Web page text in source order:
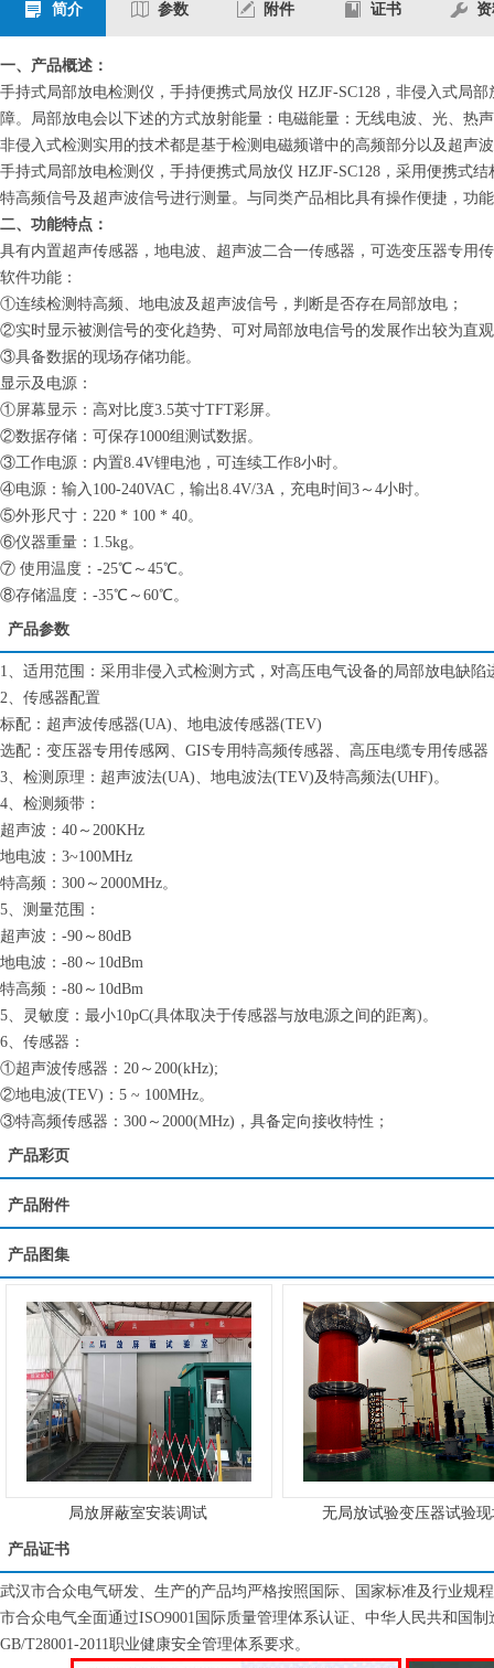
简介 参数 附件 证书
一、产品概述：
手持式局部放电检测仪，手持便携式局放仪 HZJF-SC128，非侵入式局
障。局部放电会以下述的方式放射能量：电磁能量：无线电波、光、热
非侵入式检测实用的技术都是基于检测电磁频谱中的高频部分以及超声
手持式局部放电检测仪，手持便携式局放仪 HZJF-SC128， 采用便携式结
特高频信号及超声波信号进行测量。与同类产品相比具有操作便捷，功
二、功能特点：
具有内置超声传感器，地电波、超声波二合一传感器，可选变压器专用
软件功能：
①连续检测特高频、地电波及超声波信号，判断是否存在局部放电；
②实时显示被测信号的变化趋势、可对局部放电信号的发展作出较为直
③具备数据的现场存储功能。
显示及电源：
①屏幕显示：高对比度3.5英寸TFT彩屏。
②数据存储：可保存1000组测试数据。
③工作电源：内置8.4V锂电池，可连续工作8小时。
④电源：输入100-240VAC，输出8.4V/3A，充电时间3～4小时。
⑤外形尺寸：220 * 100 * 40。
⑥仪器重量：1.5kg。
⑦ 使用温度：-25℃～45℃。
⑧存储温度：-35℃～60℃。
产品参数
1、 适用范围：采用非侵入式检测方式，对高压电气设备的局部放电缺陷
2、 传感器配置
标配：超声波传感器(UA)、地电波传感器(TEV)
选配：变压器专用传感网、GIS专用特高频传感器、高压电缆专用传感
3、 检测原理：超声波法(UA)、地电波法(TEV)及特高频法(UHF)。
4、 检测频带：
超声波：40～200KHz
地电波：3~100MHz
特高频：300～2000MHz。
5、 测量范围：
超声波：-90～80dB
地电波：-80～10dBm
特高频：-80～10dBm
5、灵敏度：最小10pC(具体取决于传感器与放电源之间的距离)。
6、传感器：
①超声波传感器：20～200(kHz);
②地电波(TEV)：5 ~ 100MHz。
③特高频传感器：300～2000(MHz)，具备定向接收特性；
产品彩页
产品附件
产品图集
局放屏蔽室安装调试 无局放试验变压器试验
产品证书
武汉市合众电气研发、生产的产品均严格按照国际、国家标准及行业规
市合众电气全面通过ISO9001国际质量管理体系认证、中华人民共和国
GB/T28001-2011职业健康安全管理体系要求。